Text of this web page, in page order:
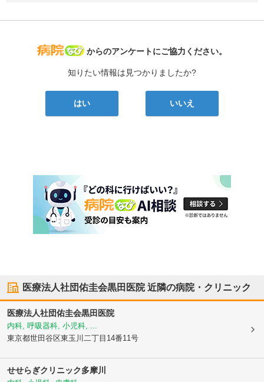
病院なび
からのアンケートにご協力ください。
知りたい情報は見つかりましたか?
はい いいえ
医療法人社団佑圭会黒田医院近隣の病院・クリニック
医療法人社団佑圭会黒田医院
内科, 呼吸器科, 小児科, ...
東京都世田谷区東玉川二丁目14番11号
せせらぎクリニック多摩川